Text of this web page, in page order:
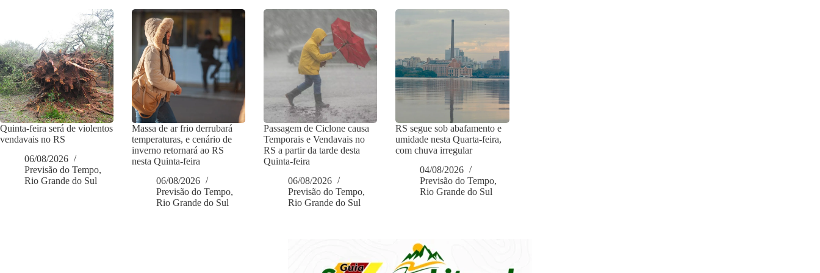
Quinta-feira será de violentos
vendavais no RS
06/08/2026
Previsão do Tempo,
Rio Grande do Sul
Massa de ar frio derrubará
temperaturas, e cenário de
inverno retornará ao RS
nesta Quinta-feira
06/08/2026
Previsão do Tempo,
Rio Grande do Sul
Passagem de Ciclone causa
Temporais e Vendavais no
RS a partir da tarde desta
Quinta-feira
06/08/2026
Previsão do Tempo,
Rio Grande do Sul
RS segue sob abafamento e
umidade nesta Quarta-feira,
com chuva irregular
04/08/2026
Previsão do Tempo,
Rio Grande do Sul